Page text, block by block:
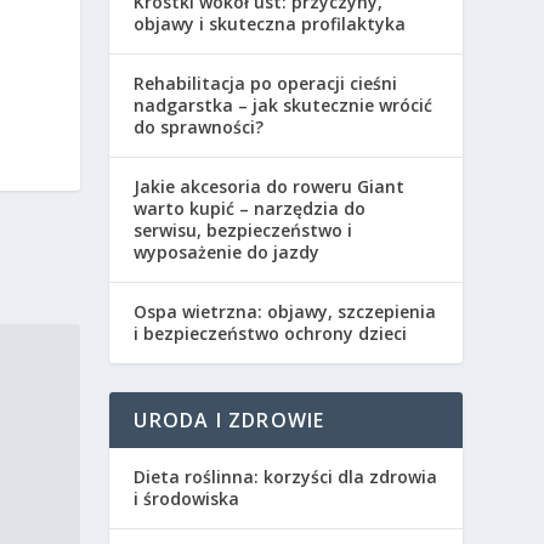
objawy i skuteczna profilaktyka
Rehabilitacja po operacji cieśni
nadgarstka – jak skutecznie wrócić
do sprawności?
Jakie akcesoria do roweru Giant
warto kupić – narzędzia do
serwisu, bezpieczeństwo i
wyposażenie do jazdy
Ospa wietrzna: objawy, szczepienia
i bezpieczeństwo ochrony dzieci
URODA I ZDROWIE
Dieta roślinna: korzyści dla zdrowia
i środowiska